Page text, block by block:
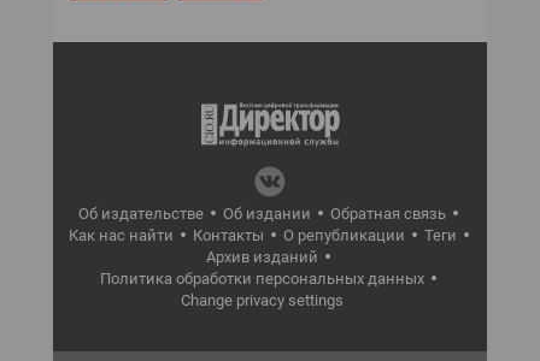
Об издательстве Об издании
Обратная связь
Как нас найти
Контакты О републикации
Теги
Архив изданий
Политика обработки персональных данных
Change privacy settings